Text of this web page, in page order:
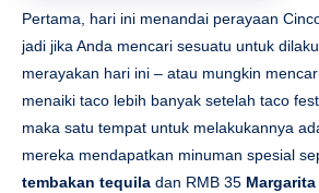
Pertama, hari ini menandai perayaan
jadi jika Anda mencari sesuatu untuk
merayakan hari ini – atau mungkin
menaiki taco lebih banyak setelah taco
maka satu tempat untuk melakukannya
mereka mendapatkan minuman spesial
tembakan tequila dan RMB 35